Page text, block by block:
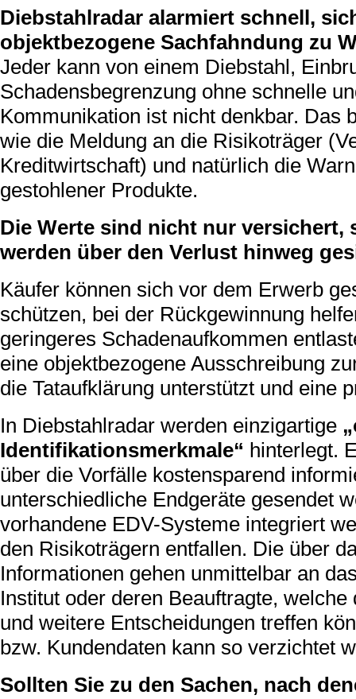
Diebstahlradar alarmiert schnell,
objektbezogene Sachfahndung zu
Jeder kann von einem Diebstahl,
Schadensbegrenzung ohne schnelle
Kommunikation ist nicht denkbar. Das
wie die Meldung an die Risikoträger
Kreditwirtschaft) und natürlich die
gestohlener Produkte.
Die Werte sind nicht nur
werden über den Verlust hinweg
Käufer können sich vor dem Erwerb
schützen, bei der Rückgewinnung
geringeres Schadenaufkommen
eine objektbezogene Ausschreibung
die Tataufklärung unterstützt und eine
In Diebstahlradar werden einzigartige
Identifikationsmerkmale“ hinterlegt.
über die Vorfälle kostensparend
unterschiedliche Endgeräte gesendet
vorhandene EDV-Systeme integriert
den Risikoträgern entfallen. Die über
Informationen gehen unmittelbar an
Institut oder deren Beauftragte,
und weitere Entscheidungen treffen
bzw. Kundendaten kann so verzichtet
Sollten Sie zu den Sachen, nach